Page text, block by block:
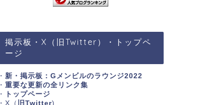
掲示板・X（旧Twitter）・トップペ
ージ
・ 新・掲示板：Gメンビルのラウンジ2022
・ 重要な更新の全リンク集
・
トップページ
・X（ 旧Twitter)